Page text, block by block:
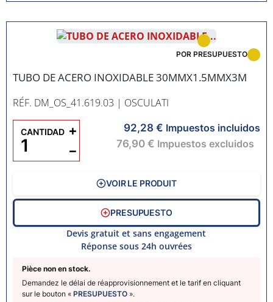
TUBO DE ACERO INOXIDABLE 30MMX1.5MMX3M
RÉF. DM_OS_41.619.03 | OSCULATI
Pièce non en stock.
Demandez le délai de réapprovisionnement et le tarif en cliquant
sur le bouton « PRESUPUESTO ».
POR PRESUPUESTO
92,28 € Impuestos incluidos
76,90 € Impuestos excluidos
CANTIDAD
−
+
VOIR LE PRODUIT
PRESUPUESTO
Devis gratuit et sans engagement
Réponse sous 24h ouvrées